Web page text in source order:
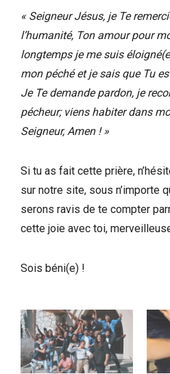
« Seigneur Jésus, je Te
l’humanité, Ton amour pour
longtemps je me suis
mon péché et je sais que Tu
Je Te demande pardon, je
pécheur; viens habiter dans
Seigneur, Amen ! »
Si tu as fait cette prière,
sur notre site, sous n’importe
serons ravis de te compter
cette joie avec toi,
Sois béni(e) !